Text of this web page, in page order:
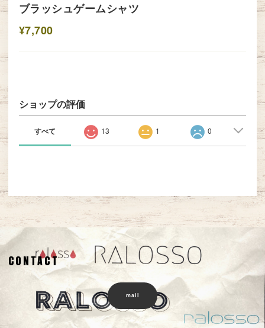
ブラッシュゲームシャツ
¥7,700
ショップの評価
すべて 13 1 0
CONTACT
mail